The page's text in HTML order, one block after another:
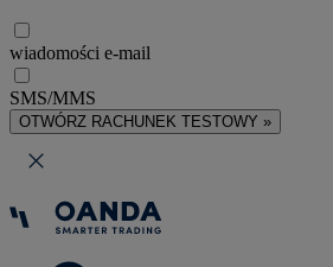
wiadomości e-mail
SMS/MMS
OTWÓRZ RACHUNEK TESTOWY »